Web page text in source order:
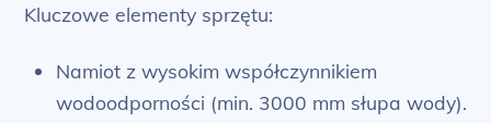
Kluczowe elementy sprzętu:
Namiot z wysokim współczynnikiem
wodoodporności (min. 3000 mm słupa wody).